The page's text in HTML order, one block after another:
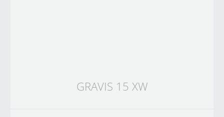
GRAVIS 15 XW